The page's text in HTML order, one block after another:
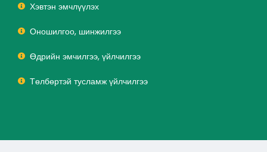
Хэвтэн эмчлүүлэх
Оношилгоо, шинжилгээ
Өдрийн эмчилгээ, үйлчилгээ
Төлбөртэй тусламж үйлчилгээ